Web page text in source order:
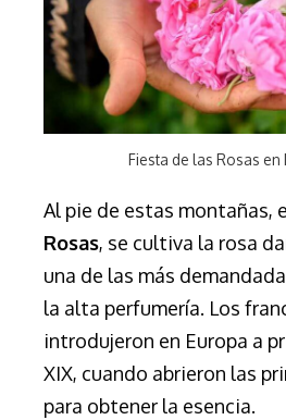
Fiesta de las Rosas
Al pie de estas montañas,
Rosas, se cultiva la rosa
una de las más
la alta perfumería. Los
introdujeron en Europa a
XIX, cuando abrieron las
para obtener la esencia.